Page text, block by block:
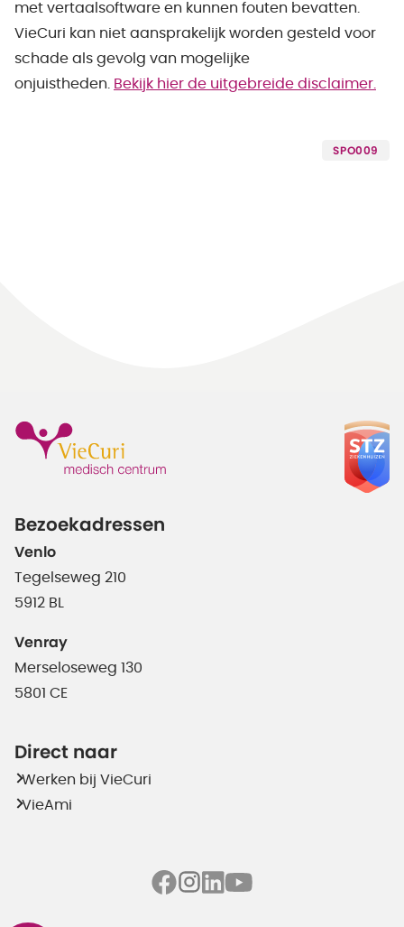
met vertaalsoftware en kunnen fouten bevatten.
VieCuri kan niet aansprakelijk worden gesteld voor
schade als gevolg van mogelijke
onjuistheden. Bekijk hier de uitgebreide disclaimer.
SPO009
Bezoekadressen
Venlo
Tegelseweg 210
5912 BL
Venray
Merseloseweg 130
5801 CE
Direct naar
Werken bij VieCuri
VieAmi